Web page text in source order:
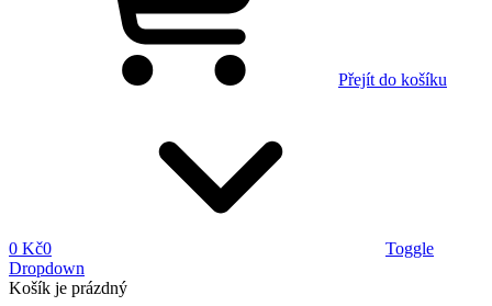
Přejít do košíku
0 Kč0
Toggle
Dropdown
Košík je prázdný